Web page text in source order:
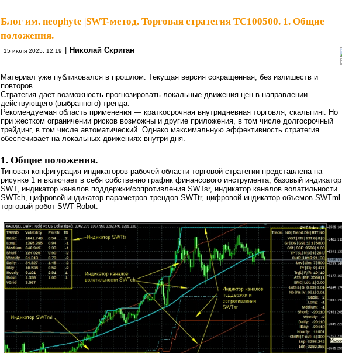
Блог им. neophyte |SWT-метод. Торговая стратегия ТС100500. 1. Общие
положения.
15 июля 2025, 12:19 Николай Скриган
Материал уже публиковался в прошлом. Текущая версия сокращенная, без излишеств и
повторов.
Стратегия дает возможность прогнозировать локальные движения цен в направлении
действующего (выбранного) тренда.
Рекомендуемая область применения — краткосрочная внутридневная торговля, скальпинг. Но
при жестком ограничении рисков возможны и другие приложения, в том числе долгосрочный
трейдинг, в том числе автоматический. Однако максимальную эффективность стратегия
обеспечивает на локальных движениях внутри дня.
1. Общие положения.
Типовая конфигурация индикаторов рабочей области торговой стратегии представлена на
рисунке 1 и включает в себя собственно график финансового инструмента, базовый индикатор
SWT, индикатор каналов поддержки/сопротивления SWTsr, индикатор каналов волатильности
SWTch, цифровой индикатор параметров трендов SWTtr, цифровой индикатор объемов SWTml
торговый робот SWT-Robot.